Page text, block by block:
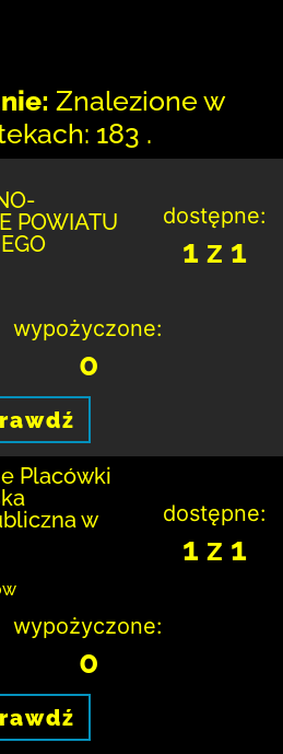
Znalezione w
183 .
POWIATU
dostępne:
1 z 1
wypożyczone:
0
Placówki
w
dostępne:
1 z 1
wypożyczone:
0